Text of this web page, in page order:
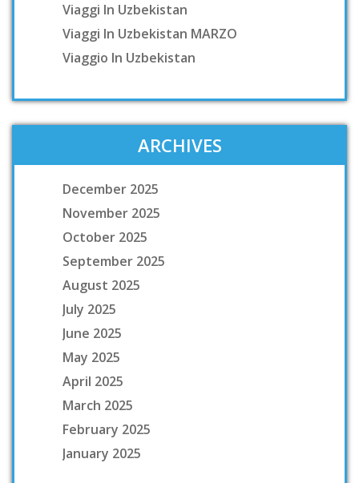
Viaggi In Uzbekistan
Viaggi In Uzbekistan MARZO
Viaggio In Uzbekistan
ARCHIVES
December 2025
November 2025
October 2025
September 2025
August 2025
July 2025
June 2025
May 2025
April 2025
March 2025
February 2025
January 2025